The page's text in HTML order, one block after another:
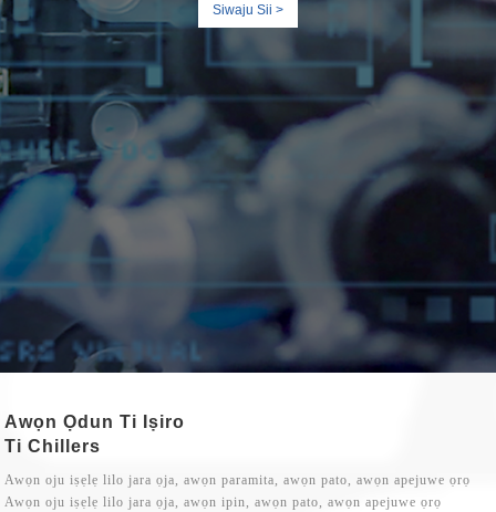
Siwaju Sii >
Awọn Ọdun Ti Iṣiro
Ti Chillers
Awọn oju iṣẹlẹ lilo jara ọja, awọn paramita, awọn pato, awọn apejuwe ọrọ
Awọn oju iṣẹlẹ lilo jara ọja, awọn ipin, awọn pato, awọn apejuwe ọrọ